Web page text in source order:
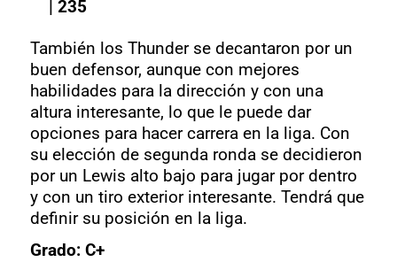
| 235
También los Thunder se decantaron por un
buen defensor, aunque con mejores
habilidades para la dirección y con una
altura interesante, lo que le puede dar
opciones para hacer carrera en la liga. Con
su elección de segunda ronda se decidieron
por un Lewis alto bajo para jugar por dentro
y con un tiro exterior interesante. Tendrá que
definir su posición en la liga.
Grado: C+